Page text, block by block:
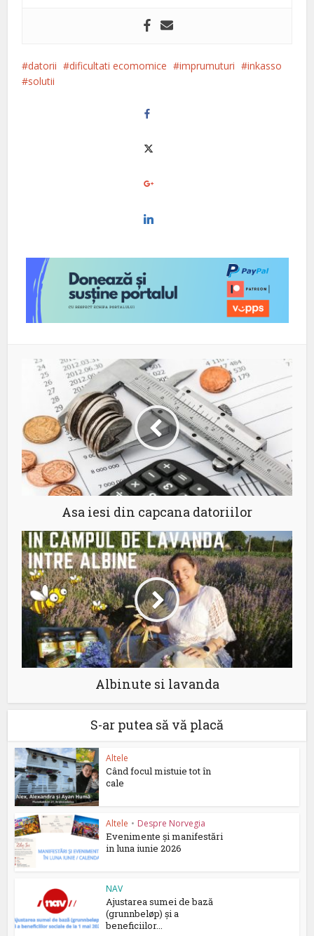
datorii dificultati ecomomice imprumuturi
inkasso
solutii
Asa iesi din capcana datoriilor
Albinute si lavanda
S-ar putea să vă placă
Altele
Când focul mistuie tot în
cale
Altele • Despre Norvegia
Evenimente și manifestări
in luna iunie 2026
NAV
Ajustarea sumei de bază
(grunnbeløp) și a
beneficiilor...